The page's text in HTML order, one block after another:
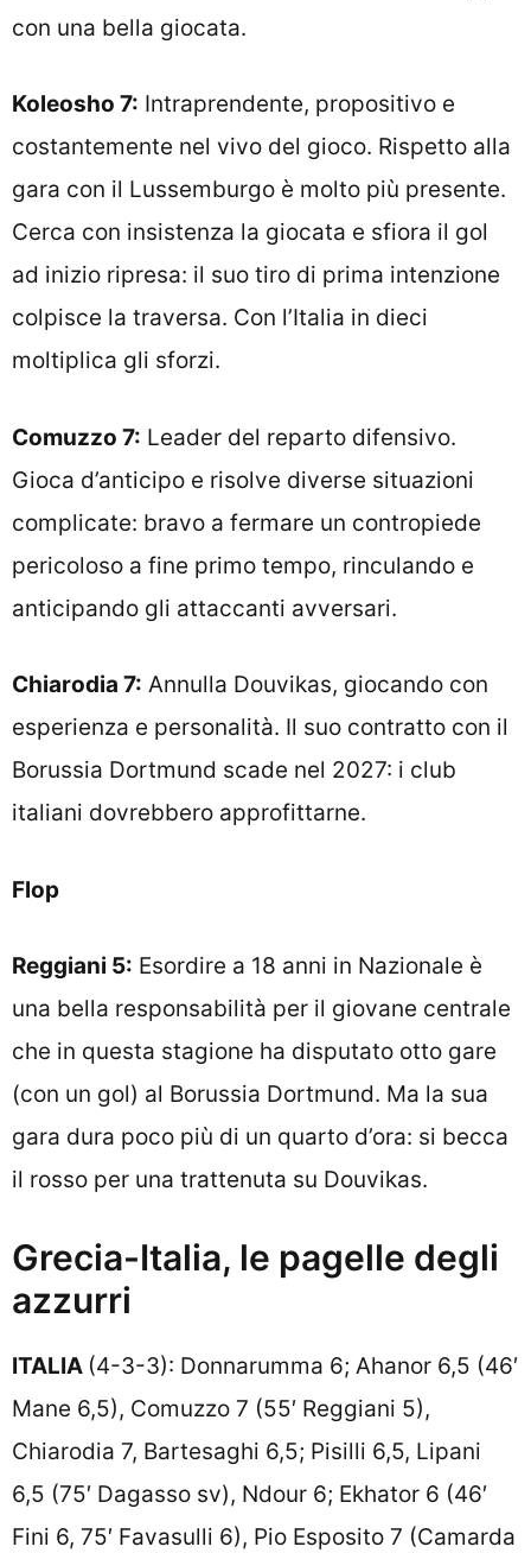
con una bella giocata.
Koleosho 7: Intraprendente, propositivo e
costantemente nel vivo del gioco. Rispetto alla
gara con il Lussemburgo è molto più presente.
Cerca con insistenza la giocata e sfiora il gol
ad inizio ripresa: il suo tiro di prima intenzione
colpisce la traversa. Con l’Italia in dieci
moltiplica gli sforzi.
Comuzzo 7: Leader del reparto difensivo.
Gioca d’anticipo e risolve diverse situazioni
complicate: bravo a fermare un contropiede
pericoloso a fine primo tempo, rinculando e
anticipando gli attaccanti avversari.
Chiarodia 7: Annulla Douvikas, giocando con
esperienza e personalità. Il suo contratto con il
Borussia Dortmund scade nel 2027: i club
italiani dovrebbero approfittarne.
Flop
Reggiani 5: Esordire a 18 anni in Nazionale è
una bella responsabilità per il giovane centrale
che in questa stagione ha disputato otto gare
(con un gol) al Borussia Dortmund. Ma la sua
gara dura poco più di un quarto d’ora: si becca
il rosso per una trattenuta su Douvikas.
Grecia-Italia, le pagelle degli
azzurri
ITALIA (4-3-3): Donnarumma 6; Ahanor 6,5 (46′
Mane 6,5), Comuzzo 7 (55′ Reggiani 5),
Chiarodia 7, Bartesaghi 6,5; Pisilli 6,5, Lipani
6,5 (75′ Dagasso sv), Ndour 6; Ekhator 6 (46′
Fini 6, 75′ Favasulli 6), Pio Esposito 7 (Camarda